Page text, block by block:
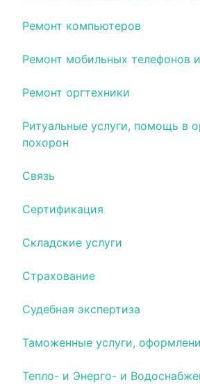
Ремонт компьютеров
Ремонт мобильных телефонов
Ремонт оргтехники
Ритуальные услуги, помощь в
похорон
Связь
Сертификация
Складские услуги
Страхование
Судебная экспертиза
Таможенные услуги,
Тепло- и Энерго- и